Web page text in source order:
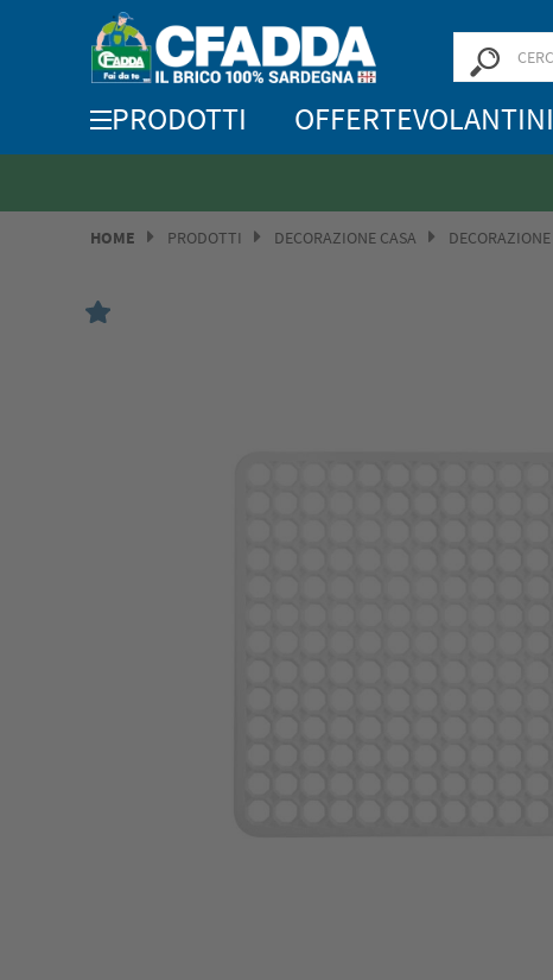
PRODOTTI OFFERTEVOLANTINI
HOME PRODOTTI DECORAZIONE CASA DECORAZIONE